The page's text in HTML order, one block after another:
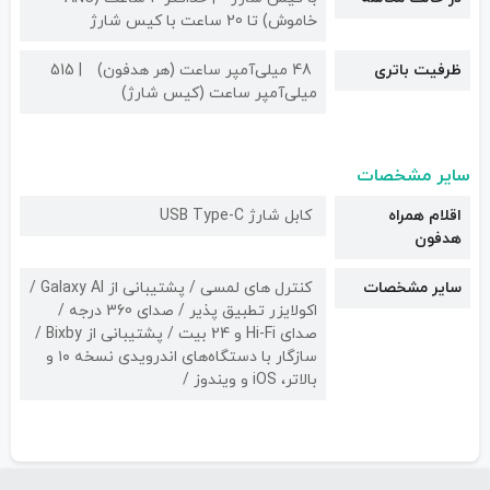
خاموش) تا 20 ساعت با کیس شارژ
ظرفیت باتری 48 میلی‌آمپر ساعت (هر هدفون)
515
میلی‌آمپر ساعت (کیس شارژ)
سایر مشخصات
اقلام همراه
هدفون
کابل شارژ USB Type-C
سایر مشخصات
کنترل های لمسی / پشتیبانی از Galaxy AI /
اکولایزر تطبیق پذیر / صدای 360 درجه /
صدای Hi-Fi و 24 بیت / پشتیبانی از Bixby /
سازگار با دستگاه‌های اندرویدی نسخه ۱۰ و
بالاتر، iOS و ویندوز /